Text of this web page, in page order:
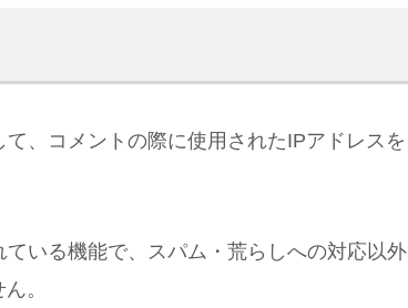
、コメントの際に使用されたIPアドレスを
いる機能で、スパム・荒らしへの対応以外
。